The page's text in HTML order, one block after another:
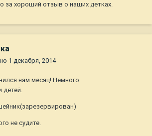
за хороший отзыв о наших детках.
1 декабря, 2014
нам месяц! Немного
детей.
не судите.